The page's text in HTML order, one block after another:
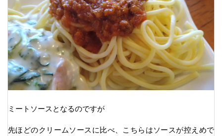
ミートソースとなるのですが
先ほどのクリームソースに比べ、こちらはソースが控えめで